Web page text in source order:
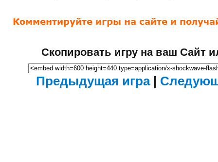
Скопировать игру на ваш Сайт
Предыдущая игра|